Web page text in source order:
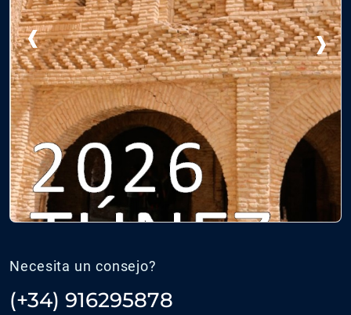
‹ ›
Necesita un consejo?
(+34) 916295878